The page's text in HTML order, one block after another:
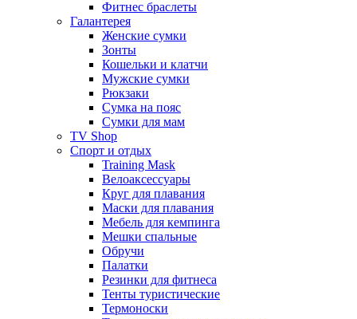
Фитнес браслеты
Галантерея
Женские сумки
Зонты
Кошельки и клатчи
Мужские сумки
Рюкзаки
Сумка на пояс
Сумки для мам
TV Shop
Спорт и отдых
Training Mask
Велоаксессуары
Круг для плавания
Маски для плавания
Мебель для кемпинга
Мешки спальные
Обручи
Палатки
Резинки для фитнеса
Тенты туристические
Термоноски